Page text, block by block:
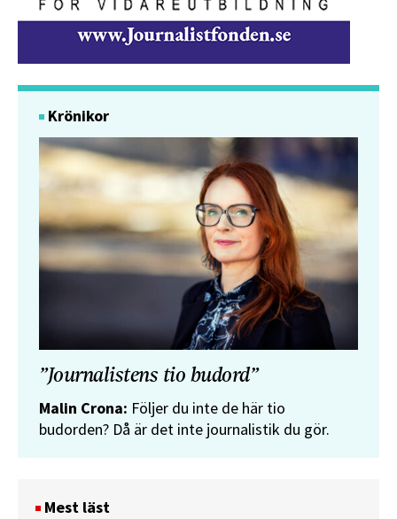
Krönikor
”Journalistens tio budord”
Malin Crona: Följer du inte de här tio
budorden? Då är det inte journalistik du gör.
Mest läst